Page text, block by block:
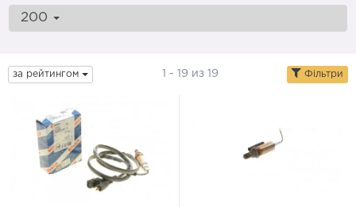
200
за рейтингом 1 - 19 из 19 Фільтри